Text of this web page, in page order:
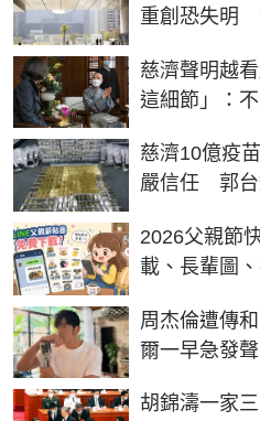
重創恐失明
慈濟聲明越
這細節」：
慈濟10億疫
嚴信任 郭台
2026父親節
載、長輩圖
周杰倫遭傳
爾一早急發
胡錦濤一家